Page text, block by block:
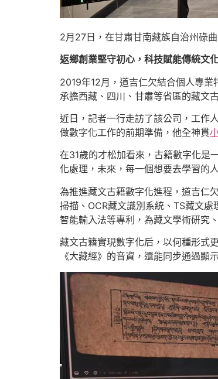
2月27日，在甘肅甘南藏族自治州碌
返鄉創業堅守初心，科技賦能傳統文
2019年12月，道吉仁欠結合個人專
承擔西藏、四川、甘肅等省區的藏文
近日，記者一行走訪了該公司，工作
做數字化工作的前期準備，他全神貫
在31歲的才松加看來，古籍數字化是
化處理，未來，每一個想要去學習的
為推進藏文古籍數字化進程，道吉仁
掃描、OCR藏文識別系統、TS藏文
智能輸入法等專利，為藏文學術研究
藏文古籍實現數字化后，以何種形式
《大藏經》的音資，還能同步通過顯